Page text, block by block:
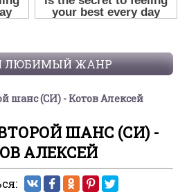
ЛЮБИМЫЙ ЖАНР
шанс (СИ) - Котов Алексей
ШАНС (СИ) -
АЛЕКСЕЙ